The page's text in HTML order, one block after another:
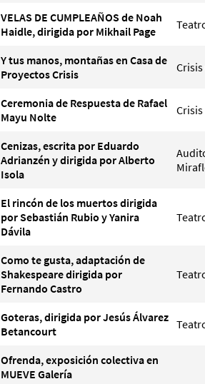
VELAS DE CUMPLEAÑOS de Noah
Haidle, dirigida por Mikhail Page
Y tus manos, montañas en Casa de
Proyectos Crisis
Ceremonia de Respuesta de Rafael
Mayu Nolte
Cenizas, escrita por Eduardo
Adrianzén y dirigida por Alberto
Isola
El rincón de los muertos dirigida
por Sebastián Rubio y Yanira
Dávila
Como te gusta, adaptación de
Shakespeare dirigida por
Fernando Castro
Goteras, dirigida por Jesús Álvarez
Betancourt
Ofrenda, exposición colectiva en
MUEVE Galería